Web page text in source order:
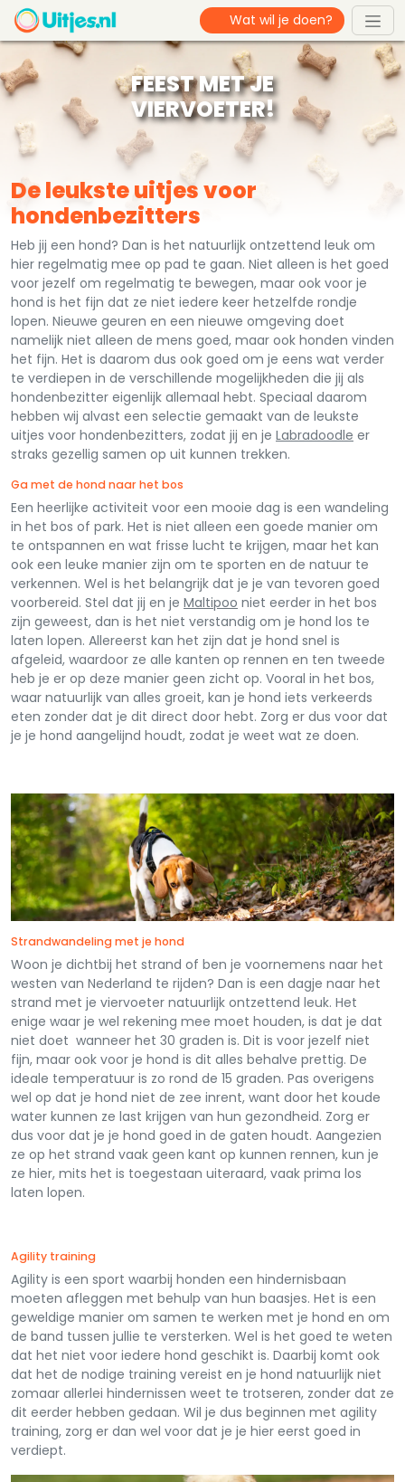
FEEST MET JE
VIERVOETER!
De leukste uitjes voor
hondenbezitters
Heb jij een hond? Dan is het natuurlijk ontzettend leuk om
hier regelmatig mee op pad te gaan. Niet alleen is het goed
voor jezelf om regelmatig te bewegen, maar ook voor je
hond is het fijn dat ze niet iedere keer hetzelfde rondje
lopen. Nieuwe geuren en een nieuwe omgeving doet
namelijk niet alleen de mens goed, maar ook honden vinden
het fijn. Het is daarom dus ook goed om je eens wat verder
te verdiepen in de verschillende mogelijkheden die jij als
hondenbezitter eigenlijk allemaal hebt. Speciaal daarom
hebben wij alvast een selectie gemaakt van de leukste
uitjes voor hondenbezitters, zodat jij en je Labradoodle er
straks gezellig samen op uit kunnen trekken.
Ga met de hond naar het bos
Een heerlijke activiteit voor een mooie dag is een wandeling
in het bos of park. Het is niet alleen een goede manier om
te ontspannen en wat frisse lucht te krijgen, maar het kan
ook een leuke manier zijn om te sporten en de natuur te
verkennen. Wel is het belangrijk dat je je van tevoren goed
voorbereid. Stel dat jij en je Maltipoo niet eerder in het bos
zijn geweest, dan is het niet verstandig om je hond los te
laten lopen. Allereerst kan het zijn dat je hond snel is
afgeleid, waardoor ze alle kanten op rennen en ten tweede
heb je er op deze manier geen zicht op. Vooral in het bos,
waar natuurlijk van alles groeit, kan je hond iets verkeerds
eten zonder dat je dit direct door hebt. Zorg er dus voor dat
je je hond aangelijnd houdt, zodat je weet wat ze doen.
Strandwandeling met je hond
Woon je dichtbij het strand of ben je voornemens naar het
westen van Nederland te rijden? Dan is een dagje naar het
strand met je viervoeter natuurlijk ontzettend leuk. Het
enige waar je wel rekening mee moet houden, is dat je dat
niet doet wanneer het 30 graden is. Dit is voor jezelf niet
fijn, maar ook voor je hond is dit alles behalve prettig. De
ideale temperatuur is zo rond de 15 graden. Pas overigens
wel op dat je hond niet de zee inrent, want door het koude
water kunnen ze last krijgen van hun gezondheid. Zorg er
dus voor dat je je hond goed in de gaten houdt. Aangezien
ze op het strand vaak geen kant op kunnen rennen, kun je
ze hier, mits het is toegestaan uiteraard, vaak prima los
laten lopen.
Agility training
Agility is een sport waarbij honden een hindernisbaan
moeten afleggen met behulp van hun baasjes. Het is een
geweldige manier om samen te werken met je hond en om
de band tussen jullie te versterken. Wel is het goed te weten
dat het niet voor iedere hond geschikt is. Daarbij komt ook
dat het de nodige training vereist en je hond natuurlijk niet
zomaar allerlei hindernissen weet te trotseren, zonder dat ze
dit eerder hebben gedaan. Wil je dus beginnen met agility
training, zorg er dan wel voor dat je je hier eerst goed in
verdiept.